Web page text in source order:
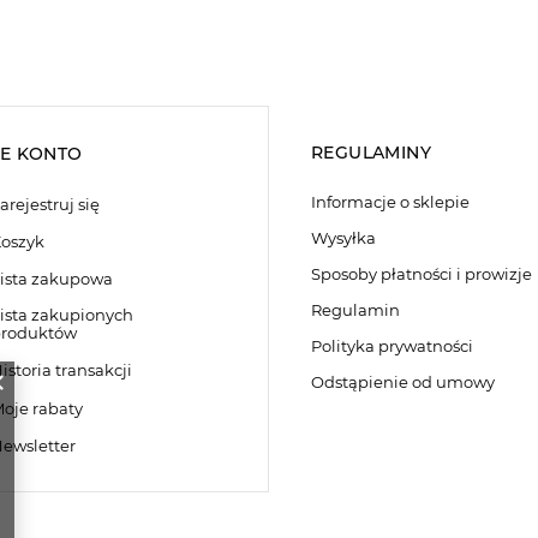
KONTO
się
zakupowa
zakupionych
transakcji
rabaty
REGULAMINY
Informacje o sklepie
Wysyłka
Sposoby płatności i prowizje
Regulamin
Polityka prywatności
Odstąpienie od umowy